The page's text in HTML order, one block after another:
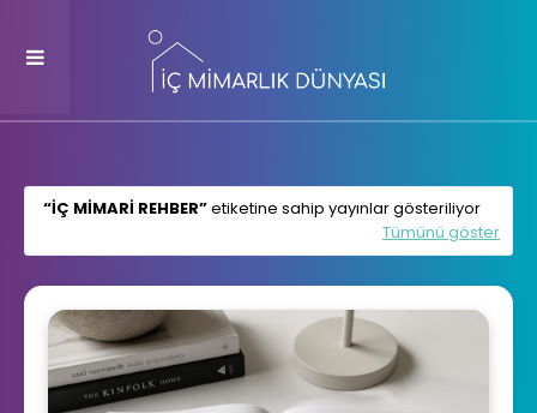
IÇ MIMARI REHBER etiketine sahip yayınlar gösteriliyor
Tümünü göster